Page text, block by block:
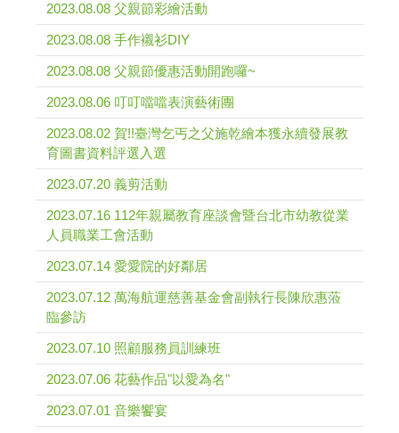
2023.08.08 父親節彩繪活動
2023.08.08 手作襯衫DIY
2023.08.08 父親節優惠活動開跑囉~
2023.08.06 叮叮噹噹表演藝術團
2023.08.02 賀!!臺灣乞丐之父施乾繪本獲永續發展教
育圖書資料評選入選
2023.07.20 義剪活動
2023.07.16 112年親屬教育座談會暨台北市幼教從業
人員職業工會活動
2023.07.14 愛愛院的好鄰居
2023.07.12 萬海航運慈善基金會副執行長陳欣惠蒞
臨參訪
2023.07.10 照顧服務員訓練班
2023.07.06 花藝作品"以愛為名"
2023.07.01 音樂饗宴